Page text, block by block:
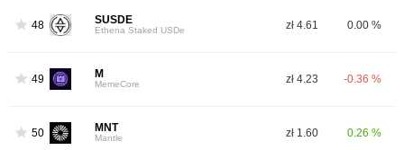
48 SUSDE
Ethena Staked USDe zł 4.61 0.00 %
49 M
MemeCore zł 4.23 -0.36 %
50 MNT
Mantle zł 1.60 0.26 %